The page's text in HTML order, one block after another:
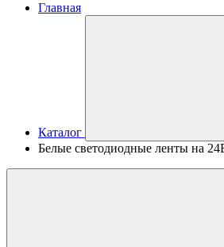
Главная
Каталог
Белые светодиодные ленты на